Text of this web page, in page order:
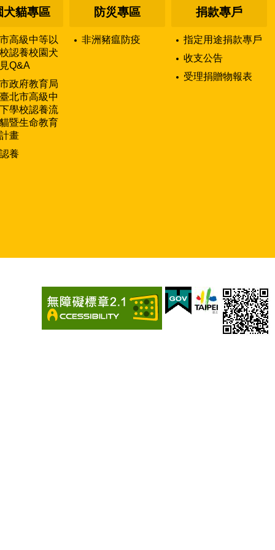
犬貓專區
高級中等以
認養校園犬
Q&A
政府教育局
北市高級中
學校認養流
暨生命教育
畫
養
防災專區
非洲豬瘟防疫
捐款專戶
指定用途捐款專戶
收支公告
受理捐贈物報表